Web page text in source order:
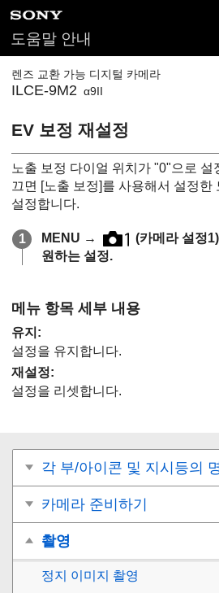
도움말 안내
렌즈 교환 가능 디지털 카메라
ILCE-9M2 α9II
EV 보정 재설정
노출 보정 다이얼 위치가 "0"으로 설
끄면 [노출 보정]를 사용해서 설정한
설정합니다.
MENU → (카메라 설정1
원하는 설정.
메뉴 항목 세부 내용
유지 :
설정을 유지합니다.
재설정:
설정을 리셋합니다.
각 부/아이콘 및 지시등의
카메라 준비하기
촬영
정지 이미지 촬영